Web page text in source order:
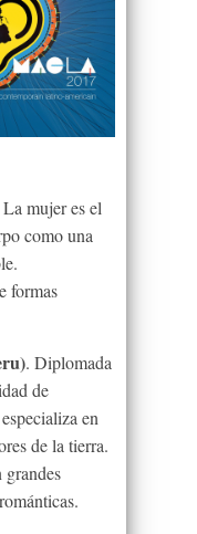
La mujer es el
como una
formas
. Diplomada
de
en
de la tierra.